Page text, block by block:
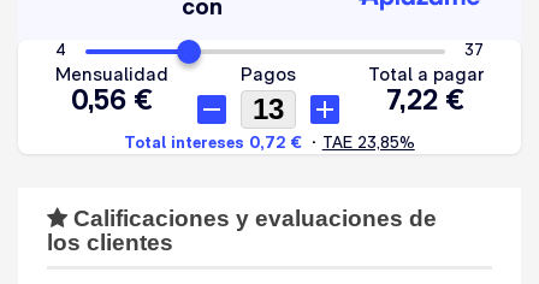
Calificaciones y evaluaciones de
los clientes